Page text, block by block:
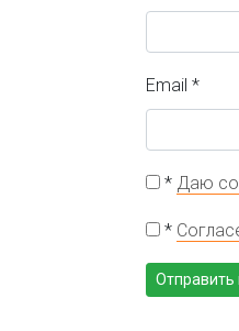
Email *
* Даю
*